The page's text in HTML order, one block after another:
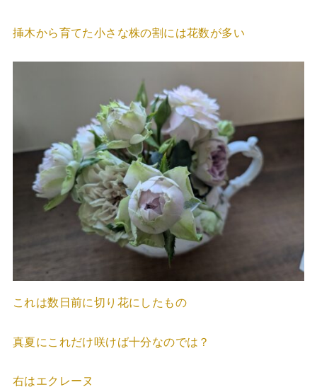
挿木から育てた小さな株の割には花数が多い
これは数日前に切り花にしたもの
真夏にこれだけ咲けば十分なのでは？
右はエクレーヌ